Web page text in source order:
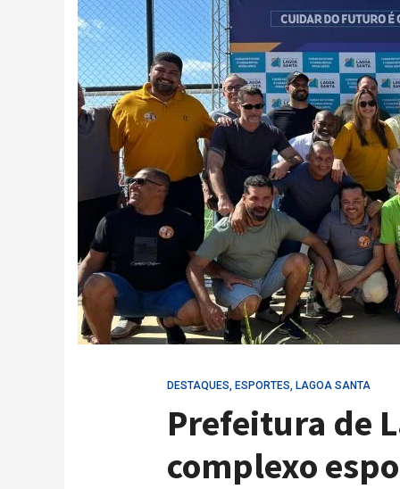
DESTAQUES, ESPORTES, LAGOA SANTA
Prefeitura de
complexo